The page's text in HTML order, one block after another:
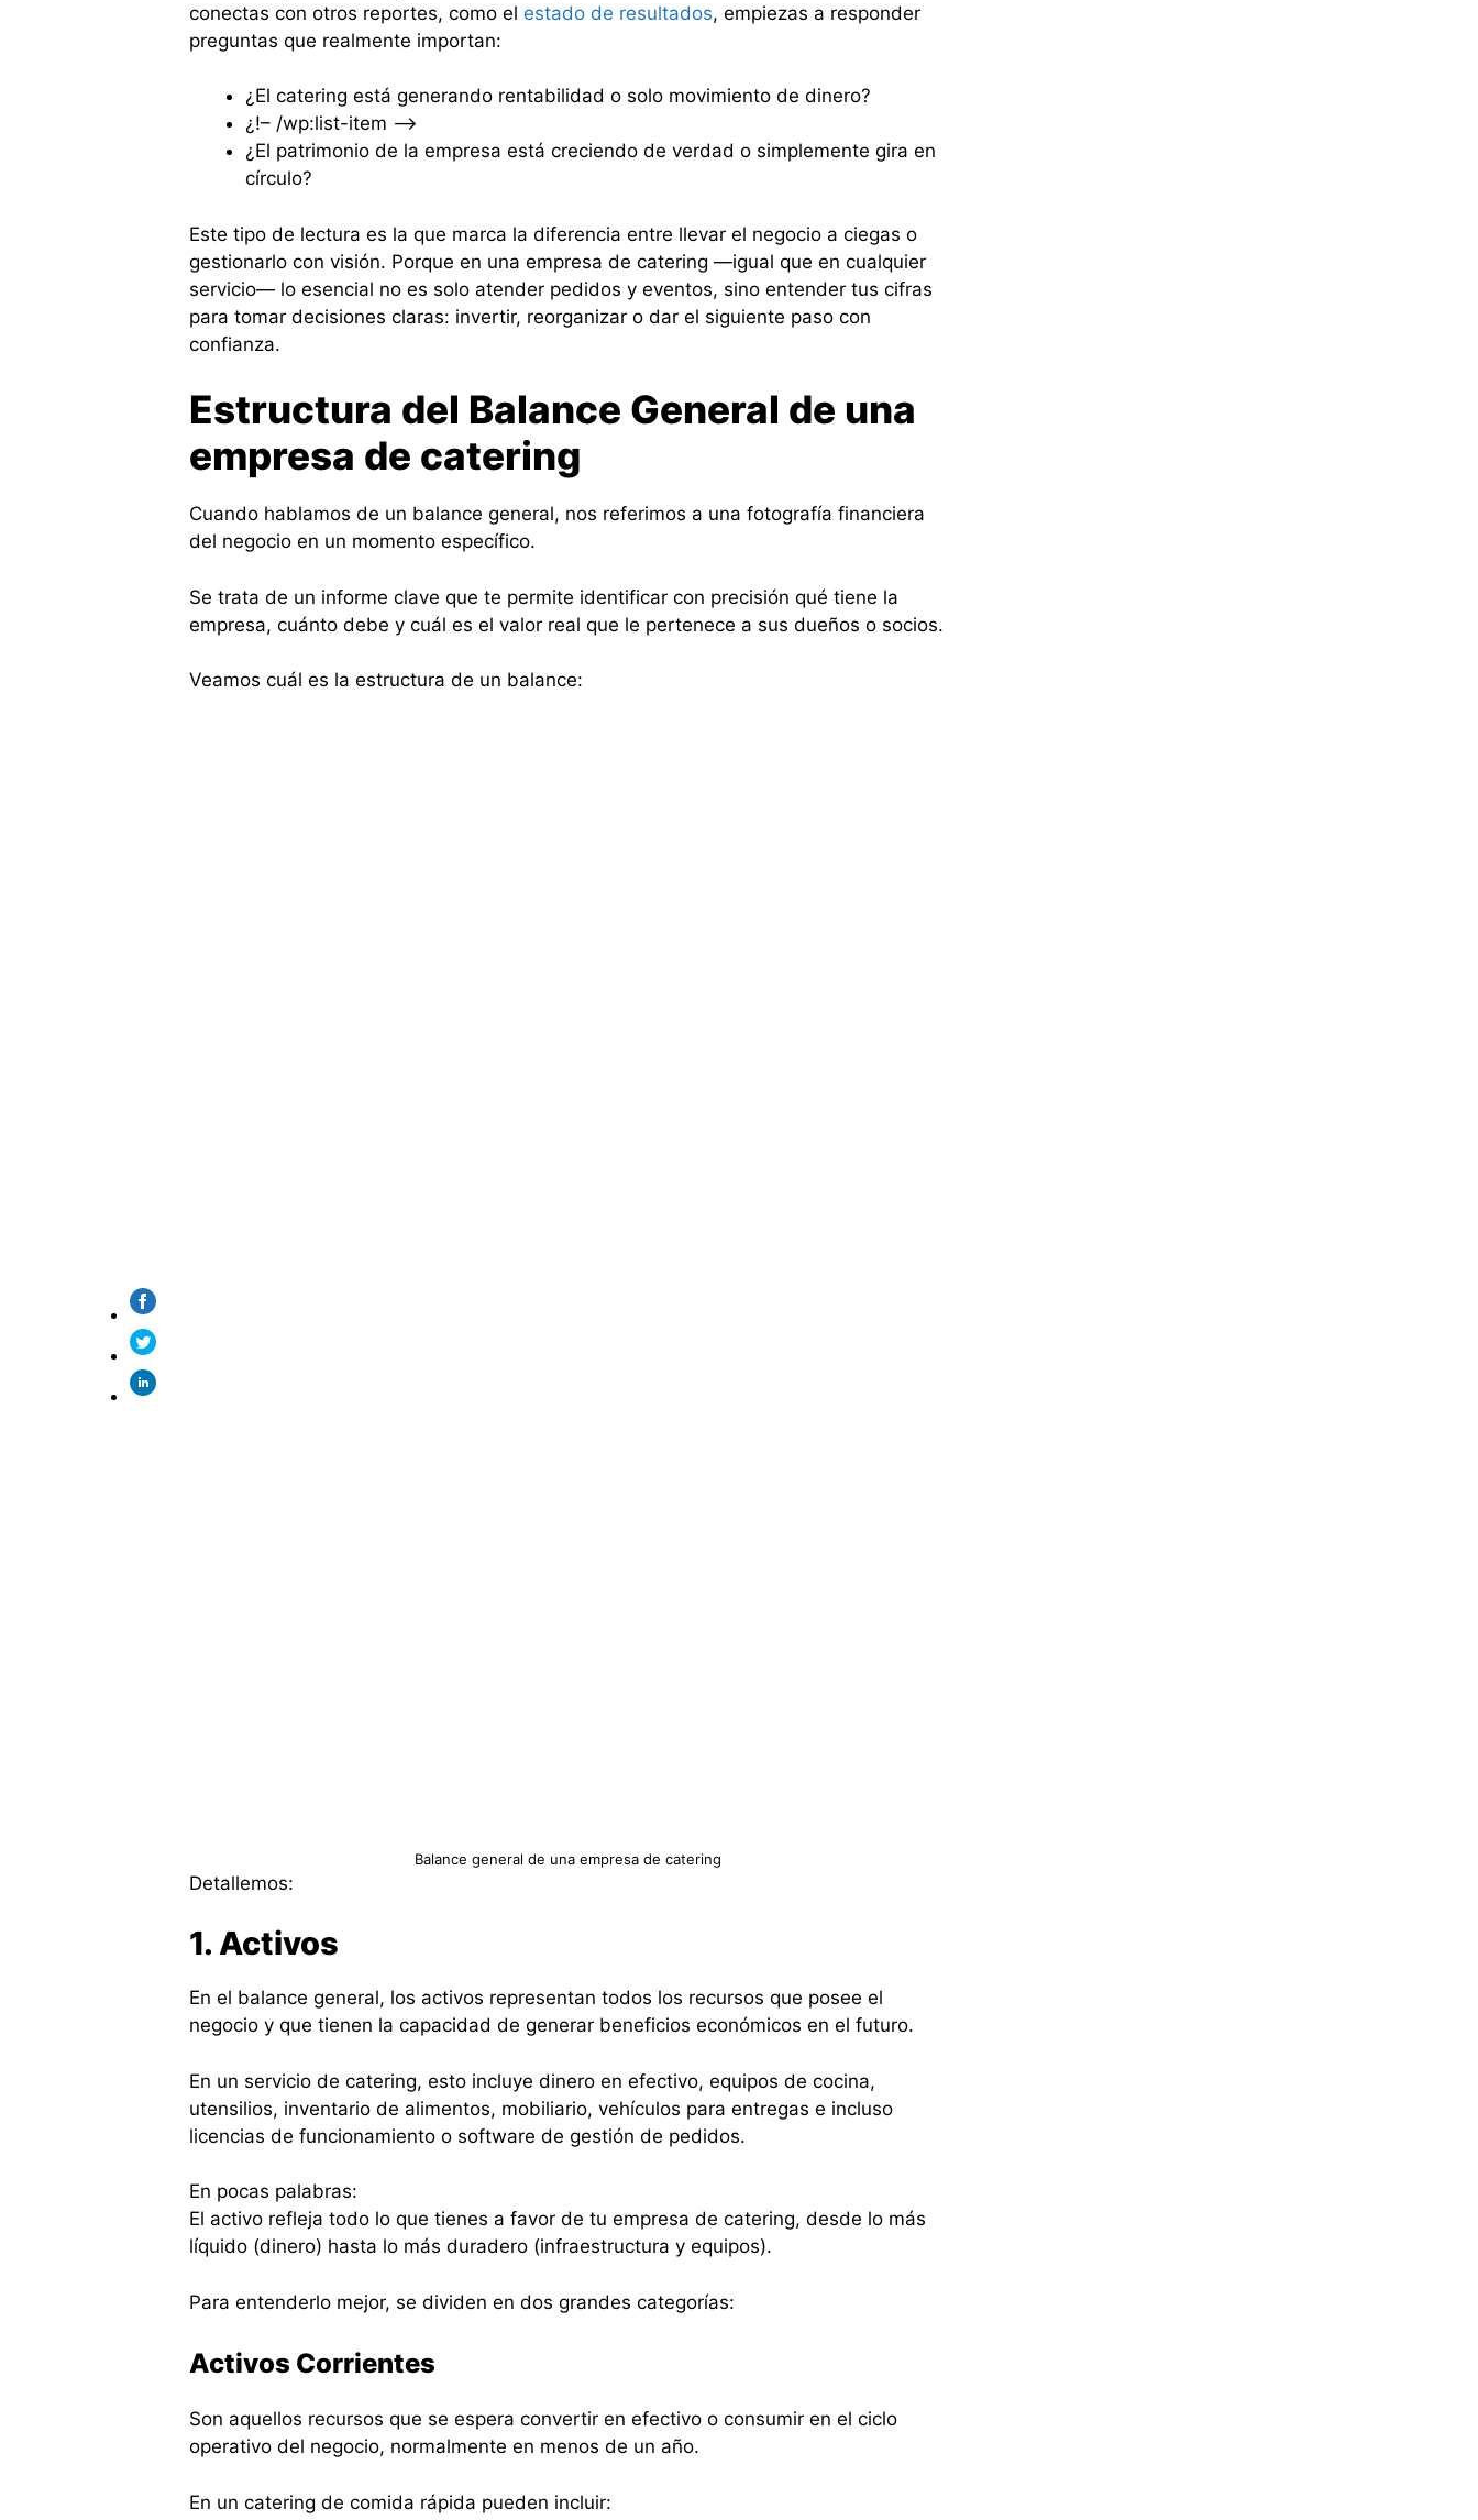
conectas con otros reportes, como el estado de resultados, empiezas a responder
preguntas que realmente importan:
¿El catering está generando rentabilidad o solo movimiento de dinero?
¿!– /wp:list-item –>
¿El patrimonio de la empresa está creciendo de verdad o simplemente gira en
círculo?
Este tipo de lectura es la que marca la diferencia entre llevar el negocio a ciegas o
gestionarlo con visión. Porque en una empresa de catering —igual que en cualquier
servicio— lo esencial no es solo atender pedidos y eventos, sino entender tus cifras
para tomar decisiones claras: invertir, reorganizar o dar el siguiente paso con
confianza.
Estructura del Balance General de una
empresa de catering
Cuando hablamos de un balance general, nos referimos a una fotografía financiera
del negocio en un momento específico.
Se trata de un informe clave que te permite identificar con precisión qué tiene la
empresa, cuánto debe y cuál es el valor real que le pertenece a sus dueños o socios.
Veamos cuál es la estructura de un balance:
Balance general de una empresa de catering
Detallemos:
1. Activos
En el balance general, los activos representan todos los recursos que posee el
negocio y que tienen la capacidad de generar beneficios económicos en el futuro.
En un servicio de catering, esto incluye dinero en efectivo, equipos de cocina,
utensilios, inventario de alimentos, mobiliario, vehículos para entregas e incluso
licencias de funcionamiento o software de gestión de pedidos.
En pocas palabras:
El activo refleja todo lo que tienes a favor de tu empresa de catering, desde lo más
líquido (dinero) hasta lo más duradero (infraestructura y equipos).
Para entenderlo mejor, se dividen en dos grandes categorías:
Activos Corrientes
Son aquellos recursos que se espera convertir en efectivo o consumir en el ciclo
operativo del negocio, normalmente en menos de un año.
En un catering de comida rápida pueden incluir: